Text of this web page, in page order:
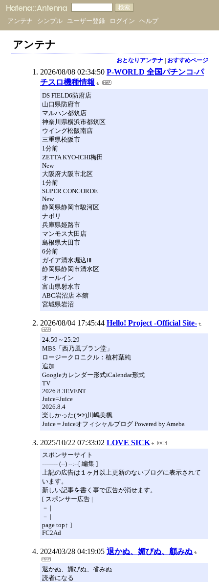
アンテナ シンプル ユーザー登録 ログイン ヘルプ
アンテナ
おとなりアンテナ| おすすめページ
2026/08/08 02:34:50 P-WORLD 全国パチンコ-パ
チスロ機種情報
DS FIELD6防府店
山口県防府市
マルハン都筑店
神奈川県横浜市都筑区
ウイング松阪南店
三重県松阪市
1分前
ZETTA KYO-ICHI梅田
New
大阪府大阪市北区
1分前
SUPER CONCORDE
New
静岡県静岡市駿河区
ナポリ
兵庫県姫路市
マンモス大田店
島根県大田市
6分前
ガイア清水堀込ⅠⅡ
静岡県静岡市清水区
オールイン
富山県射水市
ABC岩沼店 本館
宮城県岩沼
2026/08/04 17:45:44 Hello! Project -Official Site-
24:59～25:29
MBS「西乃風ブラン堂」
ロージークロニクル：植村葉純
追加
Googleカレンダー形式iCalendar形式
TV
2026.8.3EVENT
Juice=Juice
2026.8.4
楽しかった( ᵒ̴̶̷̤◦ᵒ̴̶̷̤ )川嶋美楓
Juice＝Juiceオフィシャルブログ Powered by Ameba
2025/10/22 07:33:02 LOVE SICK
スポンサーサイト
-------- (--) --:--[ 編集 ]
上記の広告は１ヶ月以上更新のないブログに表示されて
います。
新しい記事を書く事で広告が消せます。
[ スポンサー広告 |
－ |
－ |
page top↑ ]
FC2Ad
2024/03/28 04:19:05 退かぬ、媚びぬ、顧みぬ
退かぬ、媚びぬ、省みぬ
読者になる